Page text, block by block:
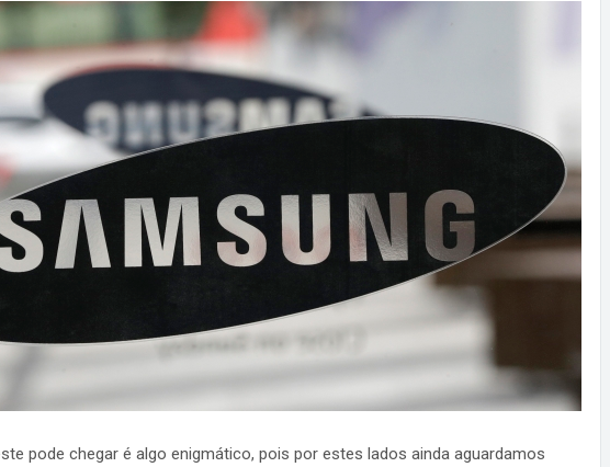
pode chegar é algo enigmático, pois por estes lados ainda aguardamos